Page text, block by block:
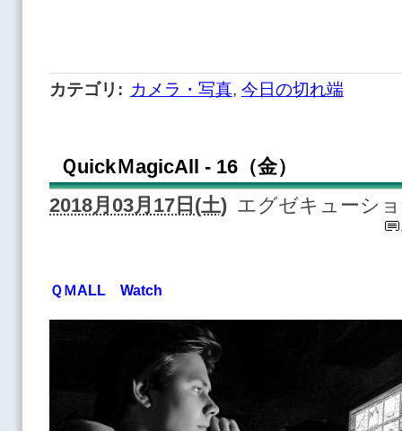
カテゴリ : カメラ・写真, 今日の切れ端
ＱuickＭagicAll - 16（金）
2018月03月17日(土) エグゼキューシ
ＱＭALL Watch